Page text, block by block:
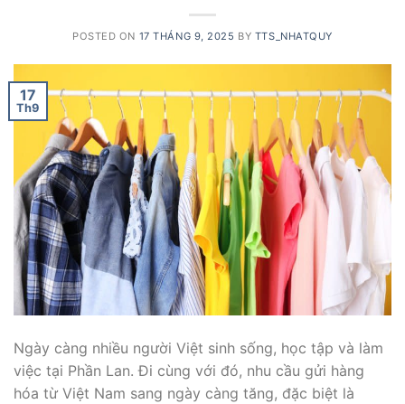
POSTED ON 17 THÁNG 9, 2025 BY TTS_NHATQUY
17
Th9
Ngày càng nhiều người Việt sinh sống, học tập và làm
việc tại Phần Lan. Đi cùng với đó, nhu cầu gửi hàng
hóa từ Việt Nam sang ngày càng tăng, đặc biệt là